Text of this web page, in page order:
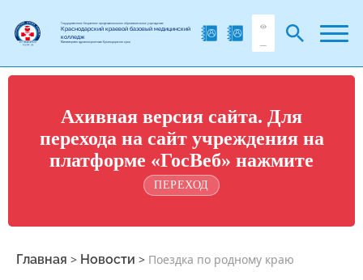
Государственное бюджетное профессиональное образовательное учреждение
Краснодарский краевой базовый медицинский
колледж
Министерства здравоохранения Краснодарского края
Ахивная версия сайта. Для
перехода на сайт учреждения на
платформе «ГосВеб» нажмите
ПЕРЕХОД
Главная > Новости > Поездка по родному краю